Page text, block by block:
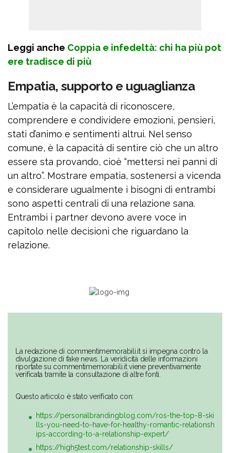
Leggi anche Coppia e infedeltà: chi ha più pot
ere tradisce di più
Empatia, supporto e uguaglianza
L’empatia è la capacità di riconoscere,
comprendere e condividere emozioni, pensieri,
stati d’animo e sentimenti altrui. Nel senso
comune, è la capacità di sentire ciò che un altro
essere sta provando, cioè “mettersi nei panni di
un altro”. Mostrare empatia, sostenersi a vicenda
e considerare ugualmente i bisogni di entrambi
sono aspetti centrali di una relazione sana.
Entrambi i partner devono avere voce in
capitolo nelle decisioni che riguardano la
relazione.
La redazione di commentimemorabili.it si impegna contro la
divulgazione di fake news. La veridicità delle informazioni
riportate su commentimemorabili.it viene preventivamente
verificata tramite la consultazione di altre fonti.
Questo articolo è stato verificato con:
https://personalbrandingblog.com/ros-the-top-8-ski
lls-you-need-to-have-for-healthy-romantic-relationsh
ips-according-to-a-relationship-expert/
https://high5test.com/relationship-skills/